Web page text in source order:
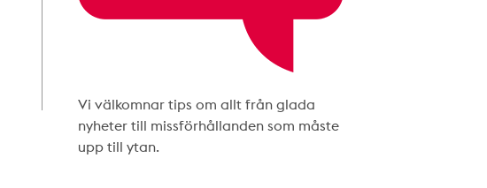
Vi välkomnar tips om allt från glada
nyheter till missförhållanden som måste
upp till ytan.